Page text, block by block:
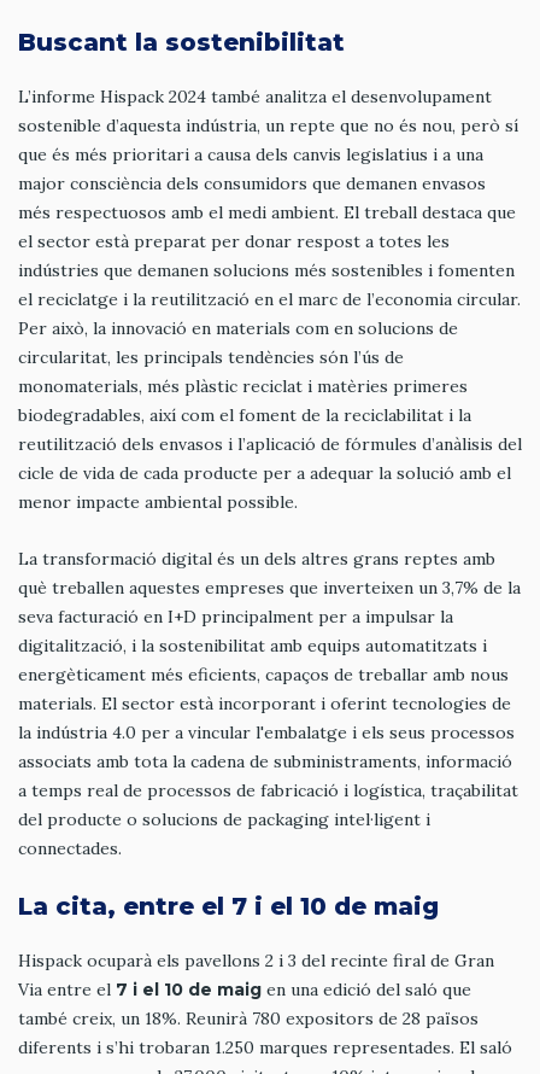
Buscant la sostenibilitat
L’informe Hispack 2024 també analitza el desenvolupament
sostenible d’aquesta indústria, un repte que no és nou, però sí
que és més prioritari a causa dels canvis legislatius i a una
major consciència dels consumidors que demanen envasos
més respectuosos amb el medi ambient. El treball destaca que
el sector està preparat per donar respost a totes les
indústries que demanen solucions més sostenibles i fomenten
el reciclatge i la reutilització en el marc de l’economia circular.
Per això, la innovació en materials com en solucions de
circularitat, les principals tendències són l’ús de
monomaterials, més plàstic reciclat i matèries primeres
biodegradables, així com el foment de la reciclabilitat i la
reutilització dels envasos i l’aplicació de fórmules d’anàlisis del
cicle de vida de cada producte per a adequar la solució amb el
menor impacte ambiental possible.
La transformació digital és un dels altres grans reptes amb
què treballen aquestes empreses que inverteixen un 3,7% de la
seva facturació en I+D principalment per a impulsar la
digitalització, i la sostenibilitat amb equips automatitzats i
energèticament més eficients, capaços de treballar amb nous
materials. El sector està incorporant i oferint tecnologies de
la indústria 4.0 per a vincular l'embalatge i els seus processos
associats amb tota la cadena de subministraments, informació
a temps real de processos de fabricació i logística, traçabilitat
del producte o solucions de packaging intel·ligent i
connectades.
La cita, entre el 7 i el 10 de maig
Hispack ocuparà els pavellons 2 i 3 del recinte firal de Gran
Via entre el 7 i el 10 de maig en una edició del saló que
també creix, un 18%. Reunirà 780 expositors de 28 països
diferents i s’hi trobaran 1.250 marques representades. El saló